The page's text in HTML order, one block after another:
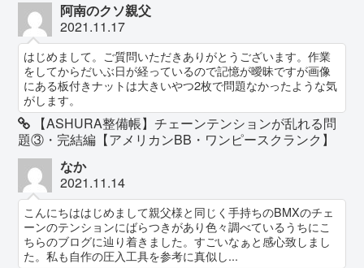
阿南のクソ親父
2021.11.17
はじめまして。ご質問いただきありがとうございます。作業
をしてからだいぶ日が経っているので記憶が曖昧ですが画像
にある板付きナットは大きいやつ2枚で問題なかったような気
がします。
【ASHURA整備帳】チェーンテンションが乱れる問
題③・完結編【アメリカンBB・ワンピースクランク】
なか
2021.11.14
こんにちははじめまして親父様と同じく手持ちのBMXのチェ
ーンのテンションにばらつきがあり色々調べているうちにこ
ちらのブログに辿り着きました。すごいなぁと感心致しまし
た。私も自作の圧入工具を参考に真似し...